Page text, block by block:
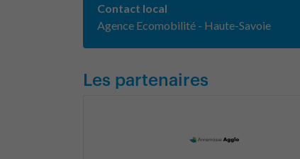
Contact local
Agence Ecomobilité - Haute-Savoie
Les partenaires